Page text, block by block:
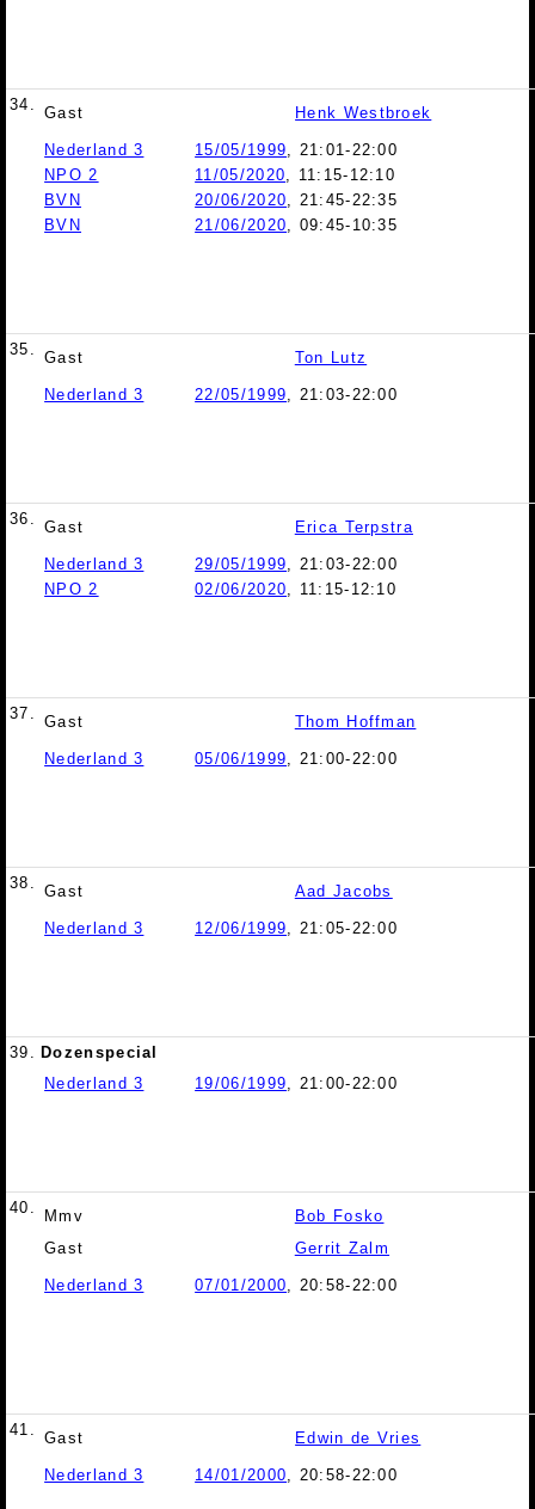
34. Gast Henk Westbroek
Nederland 3 15/05/1999, 21:01-22:00
NPO 2
11/05/2020, 11:15-12:10
BVN
20/06/2020, 21:45-22:35
BVN
21/06/2020, 09:45-10:35
35. Gast Ton Lutz
Nederland 3 22/05/1999, 21:03-22:00
36. Gast Erica Terpstra
Nederland 3 29/05/1999, 21:03-22:00
NPO 2
02/06/2020, 11:15-12:10
37. Gast Thom Hoffman
Nederland 3 05/06/1999, 21:00-22:00
38. Gast Aad Jacobs
Nederland 3 12/06/1999, 21:05-22:00
39. Dozenspecial
Nederland 3
19/06/1999, 21:00-22:00
40. Mmv
Bob Fosko
Gast
Gerrit Zalm
Nederland 3 07/01/2000, 20:58-22:00
41. Gast Edwin de Vries
Nederland 3 14/01/2000, 20:58-22:00